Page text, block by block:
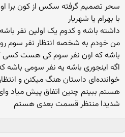
سحر تصمیم گرفته سکس از کون برا
با بهرام یا شهریار
داشته باشه و کدوم یک اولین نفر باشه
من خودم به شخصه انتظار نفر سوم رو
باشه که اون نفر سوم کی هست کسی
اگه اینجوری باشه یه نفر سومی باشه
خواننده‌ای داستان هنگ میکنن و
هستم ببینم چنین اتفاق پیش میاد
شدیدا منتظر قسمت بعدی هستم